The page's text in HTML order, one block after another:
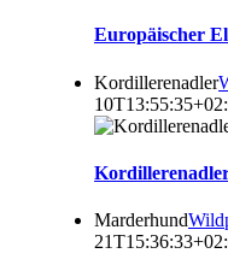
Europäischer
Kordillerenadler
Marderhund